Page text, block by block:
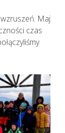
Maj
czas